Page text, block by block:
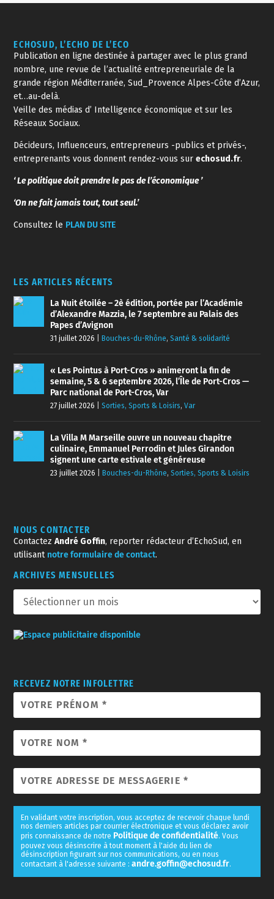
ECHOSUD, L’ECHO DE L’ECO
Publication en ligne destinée à partager avec le plus grand
nombre, une revue de l’actualité entrepreneuriale de la
grande région Méditerranée, Sud_Provence Alpes-Côte d’Azur,
et…au-delà.
Veille des médias d’ Intelligence économique et sur les
Réseaux Sociaux.
Décideurs, Influenceurs, entrepreneurs -publics et privés-,
entreprenants vous donnent rendez-vous surechosud.fr.
‘ Le politique doit prendre le pas de l’économique ’
‘On ne fait jamais tout, tout seul.’
Consultez le PLAN DU SITE
LES ARTICLES RÉCENTS
La Nuit étoilée – 2è édition, portée par l’Académie
d’Alexandre Mazzia, le 7 septembre au Palais des
Papes d’Avignon
31 juillet 2026 |Bouches-du-Rhône,Santé & solidarité
« Les Pointus à Port-Cros » animeront la fin de
semaine, 5 & 6 septembre 2026, l’Île de Port-Cros —
Parc national de Port-Cros, Var
27 juillet 2026 |Sorties, Sports & Loisirs,Var
La Villa M Marseille ouvre un nouveau chapitre
culinaire, Emmanuel Perrodin et Jules Girandon
signent une carte estivale et généreuse
23 juillet 2026 |Bouches-du-Rhône,Sorties, Sports & Loisirs
NOUS CONTACTER
ContactezAndré Goffin, reporter rédacteur d’EchoSud, en
utilisant notre formulaire de contact.
ARCHIVES MENSUELLES
RECEVEZ NOTRE INFOLETTRE
En validant votre inscription, vous acceptez de recevoir chaque lundi
nos derniers articles par courrier électronique et vous déclarez avoir
pris connaissance de notre Politique de confidentialité. Vous
pouvez vous désinscrire à tout moment à l'aide du lien de
désinscription figurant sur nos communications, ou en nous
contactant à l'adresse suivante :andre.goffin@echosud.fr.